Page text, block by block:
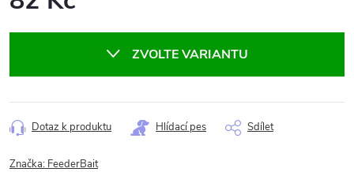
ZVOLTE VARIANTU
Dotaz k produktu Hlídací pes Sdílet
Značka: FeederBait